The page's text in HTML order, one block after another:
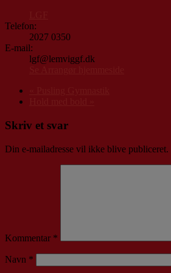
Telefon:
2027 0350
E-mail:
lgf@lemviggf.dk
Skriv et svar
Din e-mailadresse vil ikke blive publiceret.
Kommentar *
Navn *